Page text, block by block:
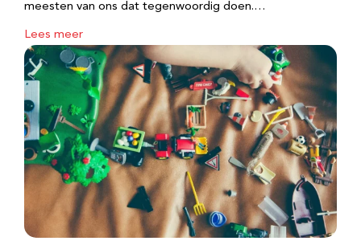
meesten van ons dat tegenwoordig doen.…
Lees meer